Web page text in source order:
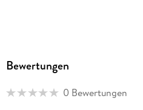
Bewertungen
0 Bewertungen